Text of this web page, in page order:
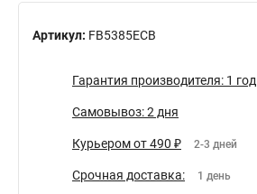
Артикул: FB5385ECB
Гарантия производителя: 1 год
Самовывоз: 2 дня
Курьером от 490 ₽ 2-3 дней
Срочная доставка: 1 день